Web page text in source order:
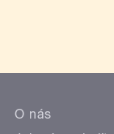
O nás